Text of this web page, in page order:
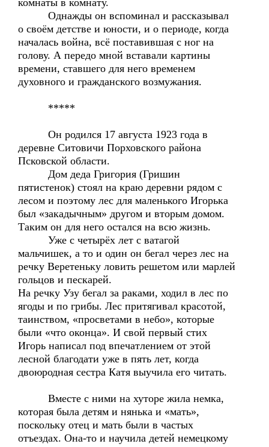
комнаты в комнату.
Однажды он вспоминал и рассказывал
о своём детстве и юности, и о периоде, когда
началась война, всё поставившая с ног на
голову. А передо мной вставали картины
времени, ставшего для него временем
духовного и гражданского возмужания.
*****
Он родился 17 августа 1923 года в
деревне Ситовичи Порховского района
Псковской области.
Дом деда Григория (Гришин
пятистенок) стоял на краю деревни рядом с
лесом и поэтому лес для маленького Игорька
был «закадычным» другом и вторым домом.
Таким он для него остался на всю жизнь.
Уже с четырёх лет с ватагой
мальчишек, а то и один он бегал через лес на
речку Веретеньку ловить решетом или марлей
гольцов и пескарей.
На речку Узу бегал за раками, ходил в лес по
ягоды и по грибы. Лес притягивал красотой,
таинством, «просветами в небо», которые
были «что оконца». И свой первый стих
Игорь написал под впечатлением от этой
лесной благодати уже в пять лет, когда
двоюродная сестра Катя выучила его читать.
Вместе с ними на хуторе жила немка,
которая была детям и нянька и «мать»,
поскольку отец и мать были в частых
отъездах. Она-то и научила детей немецкому